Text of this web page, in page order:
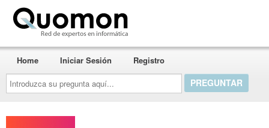
Introduzca
su
pregunta
aquí...
Home Iniciar Sesión Registro